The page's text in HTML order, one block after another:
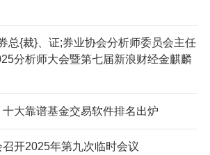
总{裁}、证;券业协会分析师委员会主任
分析师大会暨第七届新浪财经金麒麟
大靠谱基金交易软件排名出炉
开2025年第九次临时会议